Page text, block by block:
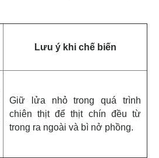
Lưu ý khi chế biến
Giữ lửa nhỏ trong quá trình
chiên thịt để thịt chín đều từ
trong ra ngoài và bì nở phồng.